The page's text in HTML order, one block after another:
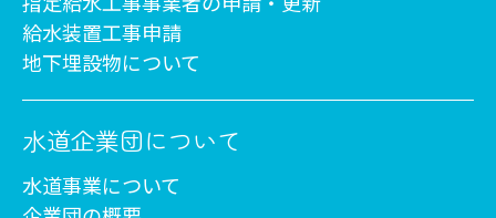
給水装置工事申請
地下埋設物について
水道企業団について
水道事業について